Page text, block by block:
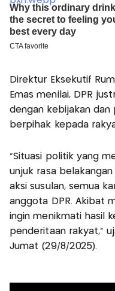
Direktur Eksekutif
Emas menilai, DPR
dengan kebijakan dan
berpihak kepada
“Situasi politik yang
unjuk rasa
aksi susulan, semua
anggota DPR. Akibat
ingin menikmati hasil
penderitaan rakyat,"
Jumat (29/8/2025).